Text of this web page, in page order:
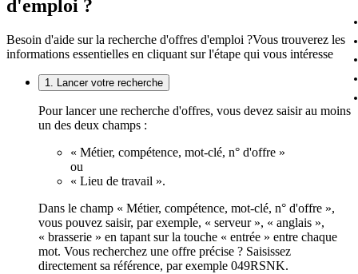
d'emploi ?
Besoin d'aide sur la recherche d'offres d'emploi ?Vous trouverez les
informations essentielles en cliquant sur l'étape qui vous intéresse
1. Lancer votre recherche
Pour lancer une recherche d'offres, vous devez saisir au moins
un des deux champs :
« Métier, compétence, mot-clé, n° d'offre »
ou
« Lieu de travail ».
Dans le champ « Métier, compétence, mot-clé, n° d'offre »,
vous pouvez saisir, par exemple, « serveur », « anglais »,
« brasserie » en tapant sur la touche « entrée » entre chaque
mot. Vous recherchez une offre précise ? Saisissez
directement sa référence, par exemple 049RSNK.